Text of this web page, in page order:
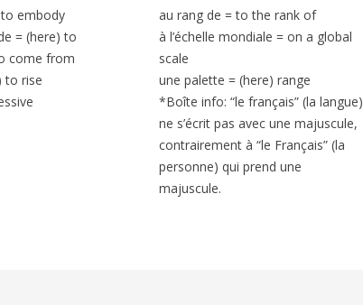
embody
= (here) to
come from
to rise
au rang de = to the rank of
à l’échelle mondiale = on a global
scale
une palette = (here) range
*Boîte info: “le français” (la langue)
ne s’écrit pas avec une majuscule,
contrairement à “le Français” (la
personne) qui prend une
majuscule.